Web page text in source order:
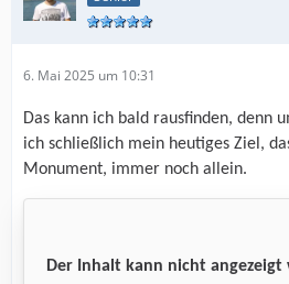
6. Mai 2025 um 10:31
Das kann ich bald rausfinden, denn
ich schließlich mein heutiges Ziel,
Monument, immer noch allein.
Der Inhalt kann nicht